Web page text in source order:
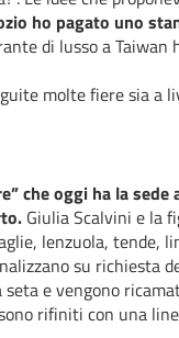
ho pagato uno
di lusso a Taiwan
molte fiere sia a
che oggi ha la
Giulia Scalvini e la
lenzuola, tende,
su richiesta
e vengono
rifiniti con una